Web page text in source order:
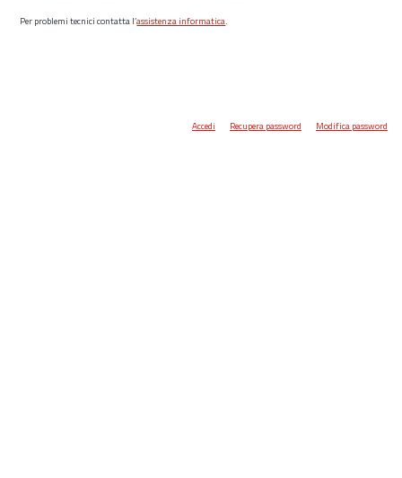
Per problemi tecnici contatta l’assistenza informatica.
Accedi Recupera password Modifica password